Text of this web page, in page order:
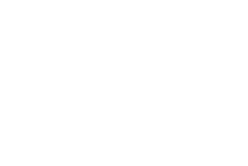
Tras el descanso, apareció
sentencia, pero el
minutos después le llegó la
tras un gran centro de
nuevo tanto del cordobés